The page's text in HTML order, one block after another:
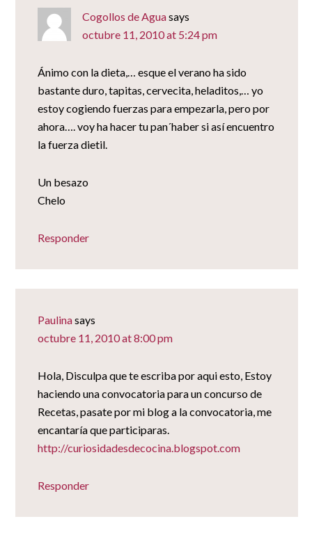
Cogollos de Aguasays
octubre 11, 2010 at 5:24 pm
Ánimo con la dieta,… esque el verano ha sido
bastante duro, tapitas, cervecita, heladitos,… yo
estoy cogiendo fuerzas para empezarla, pero por
ahora…. voy ha hacer tu pan´haber si así encuentro
la fuerza dietil.
Un besazo
Chelo
Responder
Paulinasays
octubre 11, 2010 at 8:00 pm
Hola, Disculpa que te escriba por aqui esto, Estoy
haciendo una convocatoria para un concurso de
Recetas, pasate por mi blog a la convocatoria, me
encantaría que participaras.
http://curiosidadesdecocina.blogspot.com
Responder